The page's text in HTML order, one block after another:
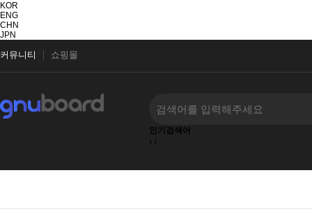
KOR
ENG
CHN
JPN
커뮤니티 쇼핑몰
인기검색어